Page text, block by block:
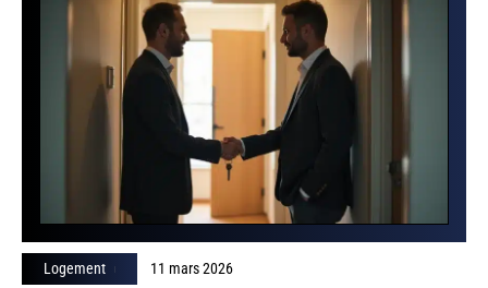
Logement 11 mars 2026